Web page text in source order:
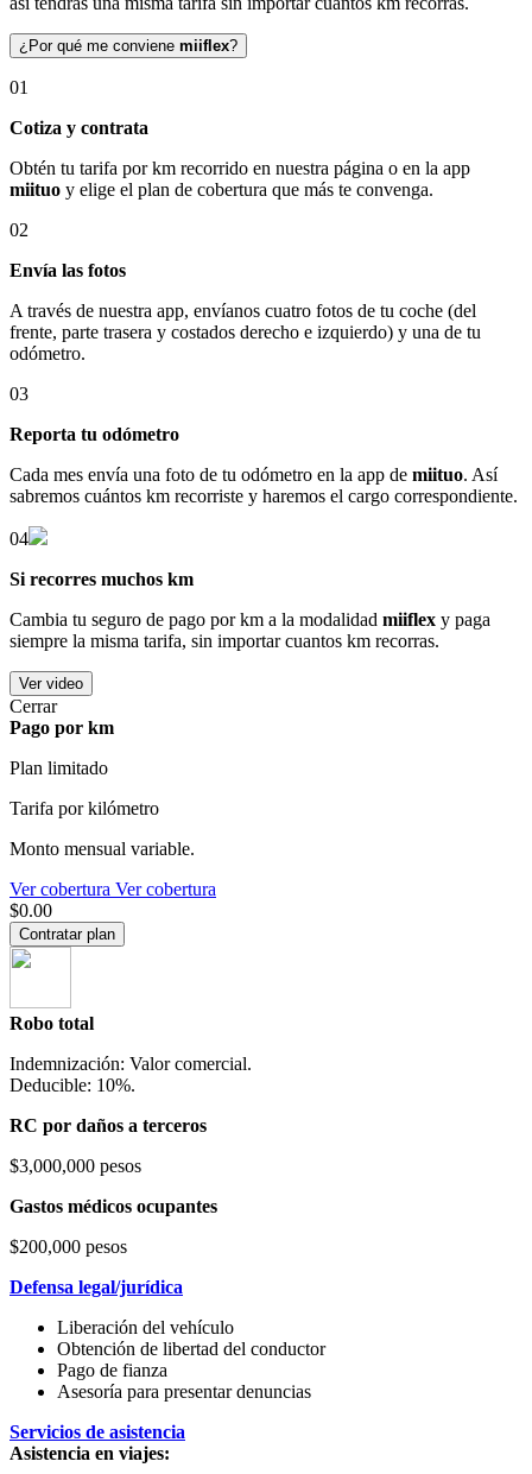
¿Por qué me conviene miiflex?
01
Cotiza y contrata
Obtén tu tarifa por km recorrido en nuestra página o en la app
miituo y elige el plan de cobertura que más te convenga.
02
Envía las fotos
A través de nuestra app, envíanos cuatro fotos de tu coche (del
frente, parte trasera y costados derecho e izquierdo) y una de tu
odómetro.
03
Reporta tu odómetro
Cada mes envía una foto de tu odómetro en la app de miituo. Así
sabremos cuántos km recorriste y haremos el cargo correspondiente.
04
Si recorres muchos km
Cambia tu seguro de pago por km a la modalidad miiflex y paga
siempre la misma tarifa, sin importar cuantos km recorras.
Ver video
Cerrar
Pago por km
Plan limitado
Tarifa por kilómetro
Monto mensual variable.
Ver cobertura Ver cobertura
$0.00
Contratar plan
Robo total
Indemnización: Valor comercial.
Deducible: 10%.
RC por daños a terceros
$3,000,000 pesos
Gastos médicos ocupantes
$200,000 pesos
Defensa legal/jurídica
Liberación del vehículo
Obtención de libertad del conductor
Pago de fianza
Asesoría para presentar denuncias
Servicios de asistencia
Asistencia en viajes: